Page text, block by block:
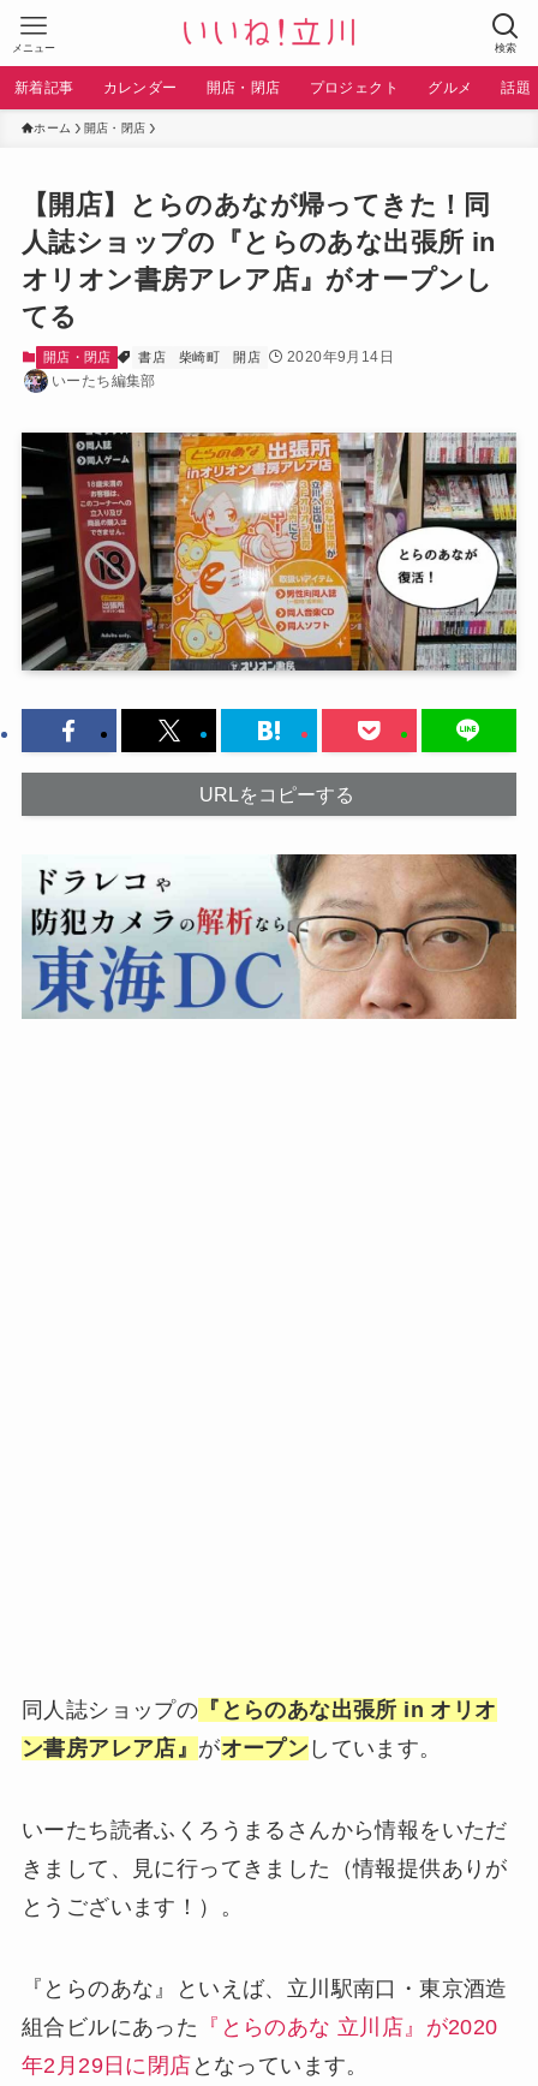
検索
メニュー
新着記事 カレンダー 開店・閉店 プロジェクト グルメ 話題
ホーム 開店・閉店
【開店】とらのあなが帰ってきた！同
人誌ショップの『とらのあな出張所 in
オリオン書房アレア店』がオープンし
てる
開店・閉店 書店 柴崎町 開店
2020年9月14日
いーたち編集部
URLをコピーする
同人誌ショップの 『とらのあな出張所 in オリオ
ン書房アレア店』 がオープン しています。
いーたち読者ふくろうまるさんから情報をいただ
きまして、見に行ってきました（情報提供ありが
とうございます！）。
『とらのあな』といえば、立川駅南口・東京酒造
組合ビルにあった
『とらのあな 立川店』が2020
年2月29日に閉店 となっています。